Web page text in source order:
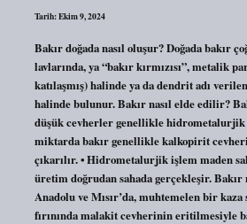
Tarih: Ekim 9, 2024
Bakır doğada nasıl oluşur? Doğada bakır
lavlarında, ya “bakır kırmızısı”, metalik
katılaşmış) halinde ya da dendrit adı
halinde bulunur. Bakır nasıl elde edilir?
düşük cevherler genellikle
miktarda bakır genellikle kalkopirit
çıkarılır. • Hidrometalurjik işlem maden
üretim doğrudan sahada gerçekleşir. Bakır
Anadolu ve Mısır’da, muhtemelen bir
fırınında malakit cevherinin eritilmesiyle